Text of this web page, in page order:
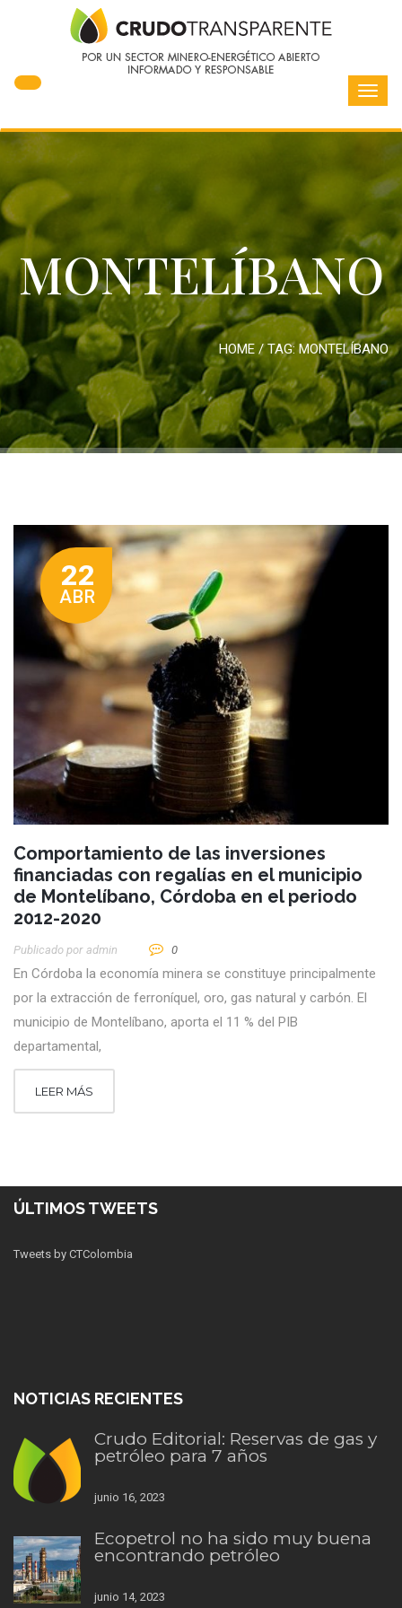
MONTELÍBANO
HOME / TAG:MONTELÍBANO
22
ABR
Comportamiento de las inversiones
financiadas con regalías en el municipio
de Montelíbano, Córdoba en el periodo
2012-2020
Publicado por Admin 0
En Córdoba la economía minera se constituye principalmente
por la extracción de ferroníquel, oro, gas natural y carbón. El
municipio de Montelíbano, aporta el 11 % del PIB
departamental,
LEER MÁS
ÚLTIMOS TWEETS
Tweets by CTColombia
NOTICIAS RECIENTES
Crudo Editorial: Reservas de gas y
petróleo para 7 años
junio 16, 2023
Ecopetrol no ha sido muy buena
encontrando petróleo
junio 14, 2023